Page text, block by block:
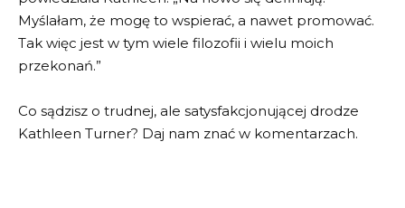
Myślałam, że mogę to wspierać, a nawet promować.
Tak więc jest w tym wiele filozofii i wielu moich
przekonań.”
Co sądzisz o trudnej, ale satysfakcjonującej drodze
Kathleen Turner? Daj nam znać w komentarzach.